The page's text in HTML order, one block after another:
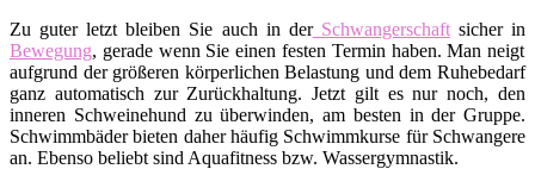
Zu guter letzt bleiben Sie auch in derSchwangerschaftsicher in
Bewegung, gerade wenn Sie einen festen Termin haben. Man neigt
aufgrund der größeren körperlichen Belastung und dem Ruhebedarf
ganz automatisch zur Zurückhaltung. Jetzt gilt es nur noch, den
inneren Schweinehund zu überwinden, am besten in der Gruppe.
Schwimmbäder bieten daher häufig Schwimmkurse für Schwangere
an. Ebenso beliebt sind Aquafitness bzw. Wassergymnastik.